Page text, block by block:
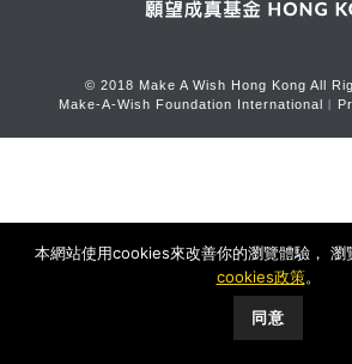
© 2018 Make A Wish Hong Kong All
Make-A-Wish Foundation International ︱
本網站使用cookies來改善你的瀏覽體驗， 瀏
cookies政策。
同意